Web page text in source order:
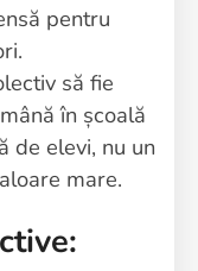
pentru
să fie
în școală
de elevi, nu un
mare.